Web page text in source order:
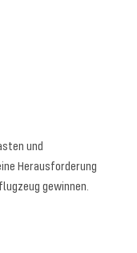
und
Herausforderung
gewinnen.